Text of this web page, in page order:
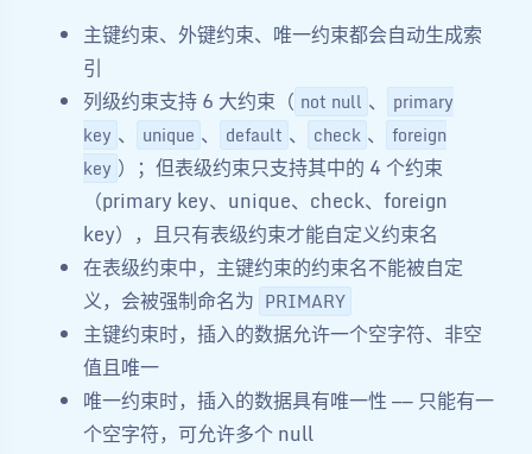
主键约束、外键约束、唯一约束都会自动生成索
引
列级约束支持 6 大约束（ not null 、
primary
key 、 unique 、 default 、 check 、
foreign
key ）；但表级约束只支持其中的 4 个约束
（primary key、unique、check、foreign
key），且只有表级约束才能自定义约束名
在表级约束中，主键约束的约束名不能被自定
义，会被强制命名为 PRIMARY
主键约束时，插入的数据允许一个空字符、非空
值且唯一
唯一约束时，插入的数据具有唯一性 —— 只能有一
个空字符，可允许多个 null